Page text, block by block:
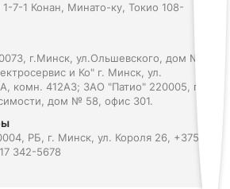
7-1 Конан, Минато-ку, Токио 108-
г.Минск, ул.Ольшевского, дом №
и Ко" г. Минск, ул.
комн. 412А3; ЗАО "Патио" 220005, г.
дом № 58, офис 301.
РБ, г. Минск, ул. Короля 26, +375
342-5678